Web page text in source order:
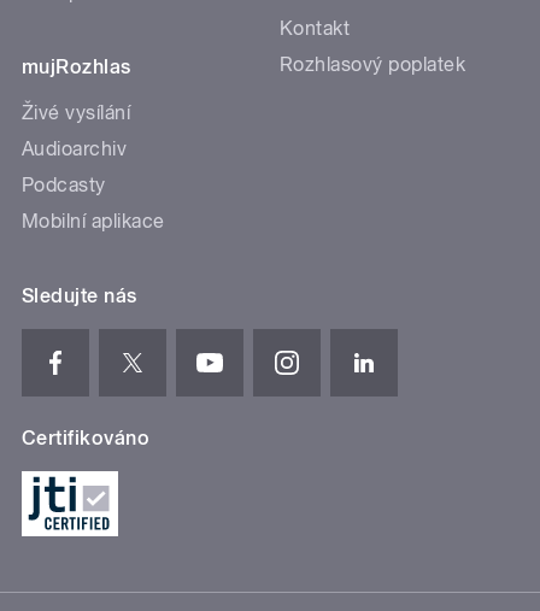
mujRozhlas
Živé vysílání
Audioarchiv
Podcasty
Mobilní aplikace
Kontakt
Rozhlasový poplatek
Sledujte nás
Certifikováno